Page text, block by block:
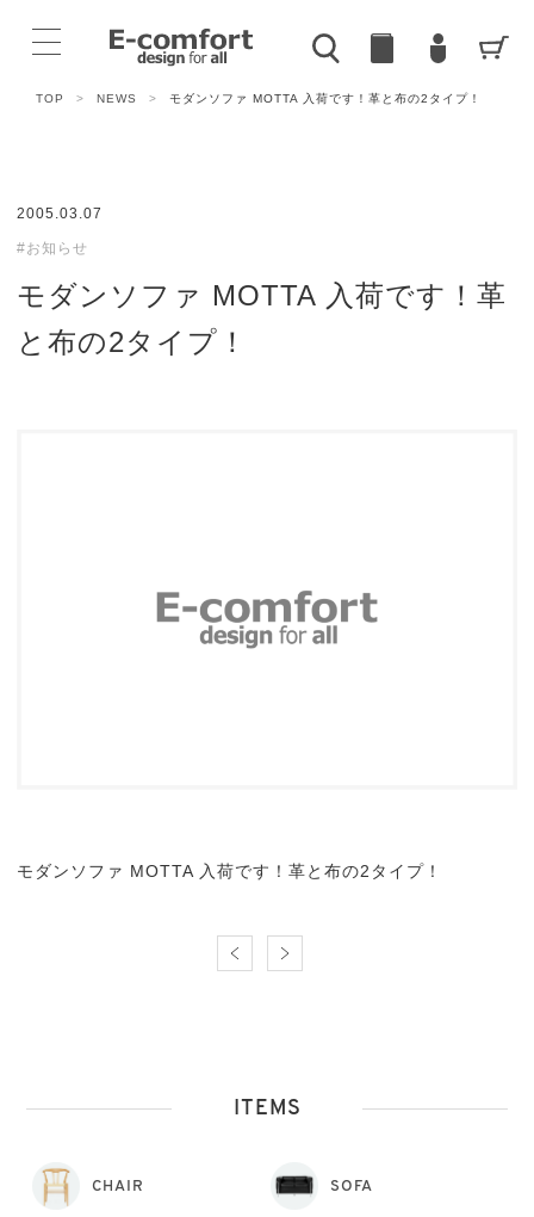
TOP > NEWS > モダンソファ MOTTA 入荷です！革と布の2タイプ！
2005.03.07
#お知らせ
モダンソファ MOTTA 入荷です！革
と布の2タイプ！
モダンソファ MOTTA 入荷です！革と布の2タイプ！
ITEMS
CHAIR SOFA